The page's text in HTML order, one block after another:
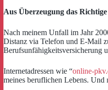
Aus Überzeugung das
Nach meinem Unfall im Jahr
Distanz via Telefon und E-Mail
Berufsunfähigkeitsversicherung
Internetadressen wie “online-
meines beruflichen Lebens. Und